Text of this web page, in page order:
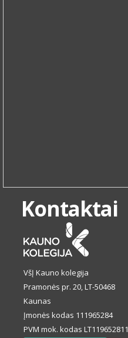
Kontaktai
VšĮ Kauno kolegija
Pramonės pr. 20, LT-50468
Kaunas
Įmonės kodas 111965284
PVM mok. kodas LT119652811